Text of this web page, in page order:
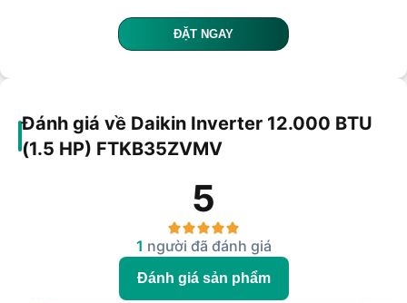
ĐẶT NGAY
Đánh giá về Daikin Inverter 12.000 BTU
(1.5 HP) FTKB35ZVMV
5
1 người đã đánh giá
Đánh giá sản phẩm